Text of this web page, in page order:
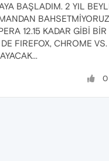
BAŞLADIM. 2 YIL
12.15 KADAR GİBİ BİR
FIREFOX, CHROME VS.
0